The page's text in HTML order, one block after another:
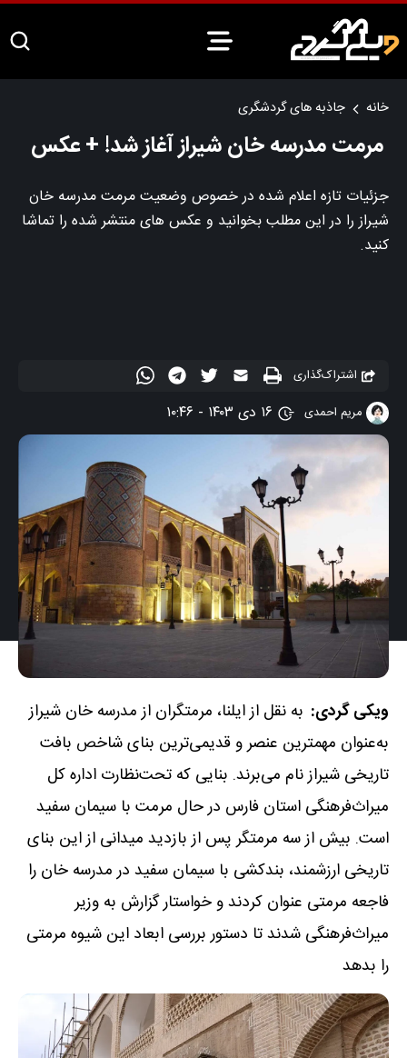
خانه جاذبه های گردشگری
مرمت مدرسه خان شیراز آغاز شد! + عکس
جزئیات تازه اعلام شده در خصوص وضعیت مرمت مدرسه خان
شیراز را در این مطلب بخوانید و عکس های منتشر شده را تماشا
کنید.
اشتراک‌گذاری
مریم احمدی
۱۶ دی ۱۴۰۳ - ۱۰:۴۶
ویکی گردی: به نقل از ایلنا، مرمتگران از مدرسه خان شیراز
به‌عنوان مهمترین عنصر و قدیمی‌ترین بنای شاخص بافت
تاریخی شیراز نام می‌برند. بنایی که تحت‌نظارت اداره کل
میراث‌فرهنگی استان فارس در حال مرمت با سیمان سفید
است. بیش از سه مرمتگر پس از بازدید میدانی از این بنای
تاریخی ارزشمند، بندکشی با سیمان سفید در مدرسه خان را
فاجعه مرمتی عنوان کردند و خواستار گزارش به وزیر
میراث‌فرهنگی شدند تا دستور بررسی ابعاد این شیوه مرمتی
را بدهد